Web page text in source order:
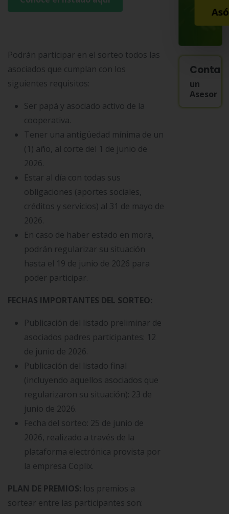
Podrán participar en el sorteo todos las
asociados que cumplan con los
siguientes requisitos:
Ser papá y asociado activo de la
cooperativa.
Tener una antigüedad mínima de un
(1) año, al corte del 1 de junio de
2026.
Estar al día con todas sus
obligaciones (aportes sociales,
créditos y servicios) al 31 de mayo de
2026.
En caso de haber estado en mora,
podrán regularizar su situación
hasta el 19 de junio de 2026 para
poder participar.
FECHAS IMPORTANTES DEL SORTEO:
Publicación del listado preliminar de
asociados padres participantes: 12
de junio de 2026.
Publicación del listado final
(incluyendo aquellos asociados que
regularizaron su situación): 23 de
junio de 2026.
Fecha del sorteo: 25 de junio de
2026, realizado a través de la
plataforma electrónica provista por
la empresa Coplix.
PLAN DE PREMIOS: los premios a
sortear entre las participantes son:
un
Asesor